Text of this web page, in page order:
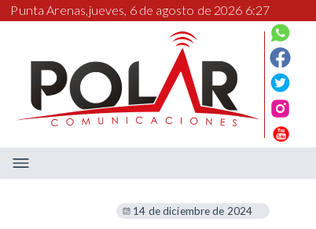
Punta Arenas,jueves, 6 de agosto de 2026 6:27
14 de diciembre de 2024